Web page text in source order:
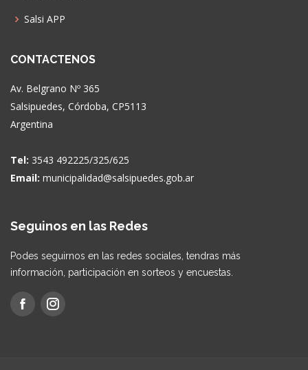
Salsi APP
CONTACTENOS
Av. Belgrano Nº 365
Salsipuedes, Córdoba, CP5113
Argentina
Tel: 3543 492225/325/625
Email: municipalidad@salsipuedes.gob.ar
Seguinos en las Redes
Podes seguirnos en las redes sociales, tendras más
información, participación en sorteos y encuestas.